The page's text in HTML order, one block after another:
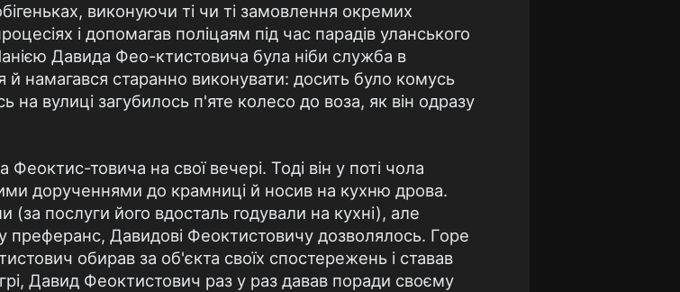
виконуючи ті чи ті замовлення окремих
і допомагав поліцаям під час парадів уланського
Давида Фео-ктистовича була ніби служба в
й намагався старанно виконувати: досить було комусь
вулиці загубилось п'яте колесо до воза, як він одразу
товича на свої вечері. Тоді він у поті чола
дорученнями до крамниці й носив на кухню дрова.
(за послуги його вдосталь годували на кухні), але
преферанс, Давидові Феоктистовичу дозволялось. Горе
обирав за об'єкта своїх спостережень і ставав
Давид Феоктистович раз у раз давав поради своєму